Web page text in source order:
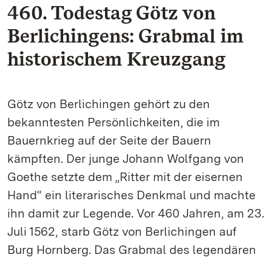
460. Todestag Götz von
Berlichingens: Grabmal im
historischem Kreuzgang
Götz von Berlichingen gehört zu den
bekanntesten Persönlichkeiten, die im
Bauernkrieg auf der Seite der Bauern
kämpften. Der junge Johann Wolfgang von
Goethe setzte dem „Ritter mit der eisernen
Hand“ ein literarisches Denkmal und machte
ihn damit zur Legende. Vor 460 Jahren, am 23.
Juli 1562, starb Götz von Berlichingen auf
Burg Hornberg. Das Grabmal des legendären